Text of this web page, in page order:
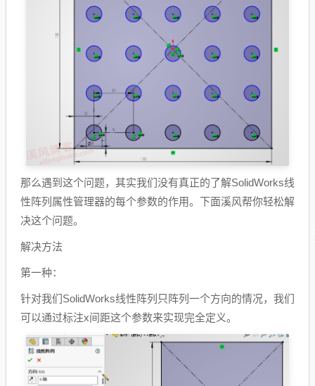
那么遇到这个问题，其实我们没有真正的了解SolidWorks线
性阵列属性管理器的每个参数的作用。下面溪风帮你轻松解
决这个问题。
解决方法
第一种：
针对我们SolidWorks线性阵列只阵列一个方向的情况，我们
可以通过标注x间距这个参数来实现完全定义。